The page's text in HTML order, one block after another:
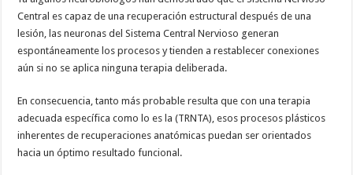
Central es capaz de una recuperación estructural después de una
lesión, las neuronas del Sistema Central Nervioso generan
espontáneamente los procesos y tienden a restablecer conexiones
aún si no se aplica ninguna terapia deliberada.
En consecuencia, tanto más probable resulta que con una terapia
adecuada específica como lo es la (TRNTA), esos procesos plásticos
inherentes de recuperaciones anatómicas puedan ser orientados
hacia un óptimo resultado funcional.